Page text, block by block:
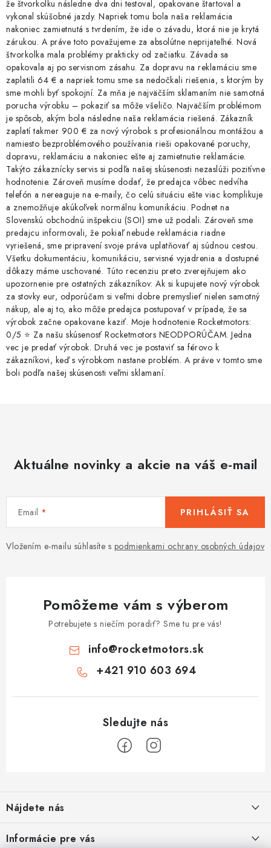
že štvorkolku následne dva dni testoval, opakovane štartoval a
vykonal skúšobné jazdy. Napriek tomu bola naša reklamácia
nakoniec zamietnutá s tvrdením, že ide o závadu, ktorá nie je krytá
zárukou. A práve toto považujeme za absolútne neprijateľné. Nová
štvorkolka mala problémy prakticky od začiatku. Závada sa
opakovala aj po servisnom zásahu. Za dopravu na reklamáciu sme
zaplatili 64 € a napriek tomu sme sa nedočkali riešenia, s ktorým by
sme mohli byť spokojní. Za mňa je najväčším sklamaním nie samotná
porucha výrobku – pokaziť sa môže všeličo. Najväčším problémom
je spôsob, akým bola následne naša reklamácia riešená. Zákazník
zaplatí takmer 900 € za nový výrobok s profesionálnou montážou a
namiesto bezproblémového používania rieši opakované poruchy,
dopravu, reklamáciu a nakoniec ešte aj zamietnutie reklamácie.
Takýto zákaznícky servis si podľa našej skúsenosti nezaslúži pozitívne
hodnotenie. Zároveň musíme dodať, že predajca vôbec nedvíha
telefón a nereaguje na e-maily, čo celú situáciu ešte viac komplikuje
a znemožňuje akúkoľvek normálnu komunikáciu. Podnet na
Slovenskú obchodnú inšpekciu (SOI) sme už podali. Zároveň sme
predajcu informovali, že pokiaľ nebude reklamácia riadne
vyriešená, sme pripravení svoje práva uplatňovať aj súdnou cestou.
Všetku dokumentáciu, komunikáciu, servisné vyjadrenia a dostupné
dôkazy máme uschované. Túto recenziu preto zverejňujem ako
upozornenie pre ostatných zákazníkov: Ak si kupujete nový výrobok
za stovky eur, odporúčam si veľmi dobre premyslieť nielen samotný
nákup, ale aj to, ako môže predajca postupovať v prípade, že sa
výrobok začne opakovane kaziť. Moje hodnotenie Rocketmotors:
0/5 ⭐ Za našu skúsenosť Rocketmotors NEODPORÚČAM. Jedna
vec je predať výrobok. Druhá vec je postaviť sa férovo k
zákazníkovi, keď s výrobkom nastane problém. A práve v tomto sme
boli podľa našej skúsenosti veľmi sklamaní.
Aktuálne novinky a akcie na váš e-mail
Email
Vložením e-mailu súhlasíte s podmienkami ochrany osobných údajov
PRIHLÁSIŤ SA
Pomôžeme vám s výberom
Potrebujete s niečím poradiť? Sme tu pre vás!
info@rocketmotors.sk
+421 910 603 694
p
ä
Nájdete nás
Informácie pre vás